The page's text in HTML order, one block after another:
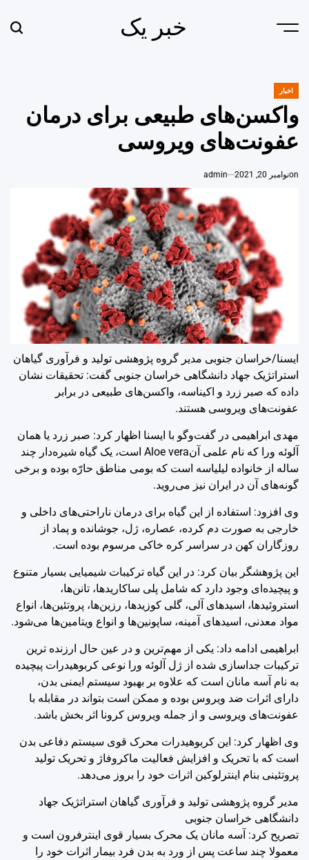
Menu خبر یک
POSTED
اخبار
واکسن‌های طبیعی برای درمان
عفونت‌های ویروسی
onنوامبر 20, 2021 admin
ایسنا/خراسان جنوبی مدیر گروه پژوهشی تولید و فرآوری گیاهان
استراتژیک جهاد دانشگاهی خراسان جنوبی گفت: تحقیقات نشان
داده که صبر زرد و اکیناسه، واکسن‌های طبیعی در برابر
عفونت‌های ویروسی هستند.
مهدی ابراهیمی در گفت‌وگو با ایسنا اظهار کرد: صبر زرد یا همان
آلوئه ورا که نام علمی آن‌Aloe vera است، یک گیاه شیره‌دار چند
ساله از خانواده لیلیاسه است که بومی مناطق حارّه بوده و برخی
گونه‌های آن در ایران نیز می‌روید.
وی افزود: استفاده از این گیاه برای درمان ناراحتی‌های داخلی و
خارجی به صورت دم کرده، عصاره، ژل، جوشانده و پماد از
روزگاران کهن در سراسر کره خاکی مرسوم بوده است.
این پژوهشگر بیان کرد: در این گیاه ترکیبات شیمیایی بسیار متنوع
و پیچیده‌ای وجود دارد که شامل پلی ساکاریدها، تانن‌ها،
استروئیدها، اسیدهای آلی، گلی کوزیدها، رزین‌ها، پروتئین‌ها، انواع
مواد معدنی، اسیدهای آمینه، ساپونین‌ها و انواع ویتامین‌ها می‌شود.
ابراهیمی ادامه داد: یکی از مهم‌ترین و در عین حال ارزنده ترین
ترکیبات جداسازی شده از ژل آلوئه ورا نوعی کربوهیدرات پیچیده
به نام آسه مانان است که علاوه بر بهبود سیستم ایمنی بدن،
دارای اثرات ضد ویروس بوده و ممکن است بتواند در مقابله با
عفونت‌های ویروسی و از جمله ویروس کرونا اثر بخش باشد.
وی اظهار کرد: این کربوهیدرات محرک قوی سیستم دفاعی بدن
است که با تحریک و افزایش فعالیت ماکروفاژ و تحریک تولید
پروتئینی بنام اینترلوکین اثرات خود را بروز می‌دهد.
مدیر گروه پژوهشی تولید و فرآوری گیاهان استراتژیک جهاد
دانشگاهی خراسان جنوبی
تصریح کرد: آسه مانان یک محرک بسیار قوی اینترفرون است و
معمولا چند ساعت پس از ورد به بدن فرد بیمار اثرات خود را